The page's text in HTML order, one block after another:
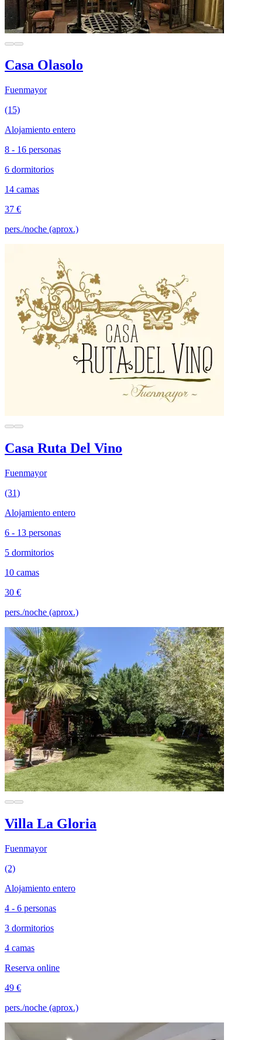
Casa Olasolo
Fuenmayor
(15)
Alojamiento entero
8 - 16 personas
6 dormitorios
14 camas
37 €
pers./noche (aprox.)
Casa Ruta Del Vino
Fuenmayor
(31)
Alojamiento entero
6 - 13 personas
5 dormitorios
10 camas
30 €
pers./noche (aprox.)
Villa La Gloria
Fuenmayor
(2)
Alojamiento entero
4 - 6 personas
3 dormitorios
4 camas
Reserva online
49 €
pers./noche (aprox.)